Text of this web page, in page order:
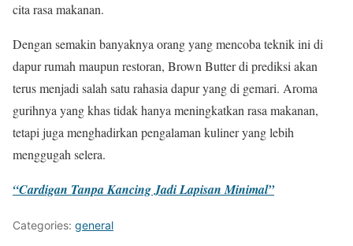
cita rasa makanan.
Dengan semakin banyaknya orang yang mencoba teknik ini di
dapur rumah maupun restoran, Brown Butter di prediksi akan
terus menjadi salah satu rahasia dapur yang di gemari. Aroma
gurihnya yang khas tidak hanya meningkatkan rasa makanan,
tetapi juga menghadirkan pengalaman kuliner yang lebih
menggugah selera.
“Cardigan Tanpa Kancing Jadi Lapisan Minimal”
Categories: general